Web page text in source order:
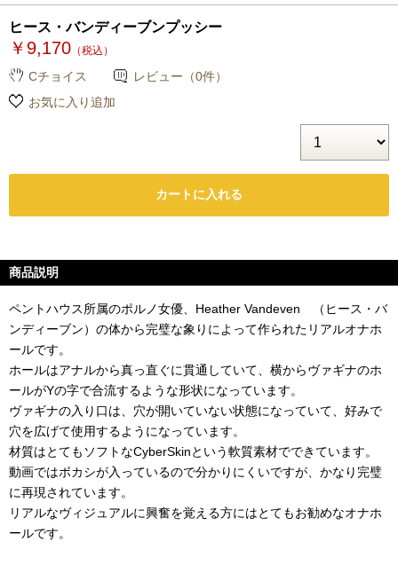
ヒース・バンディーブンプッシー
￥9,170 （税込）
Cチョイス
レビュー（0件）
お気に入り追加
商品説明
ペントハウス所属のポルノ女優、Heather Vandeven （ヒース・バ
ンディーブン）の体から完璧な象りによって作られたリアルオナホ
ールです。
ホールはアナルから真っ直ぐに貫通していて、横からヴァギナのホ
ールがYの字で合流するような形状になっています。
ヴァギナの入り口は、穴が開いていない状態になっていて、好みで
穴を広げて使用するようになっています。
材質はとてもソフトなCyberSkinという軟質素材でできています。
動画ではボカシが入っているので分かりにくいですが、かなり完璧
に再現されています。
リアルなヴィジュアルに興奮を覚える方にはとてもお勧めなオナホ
ールです。